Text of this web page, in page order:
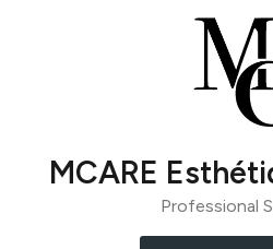
MCARE
Professional